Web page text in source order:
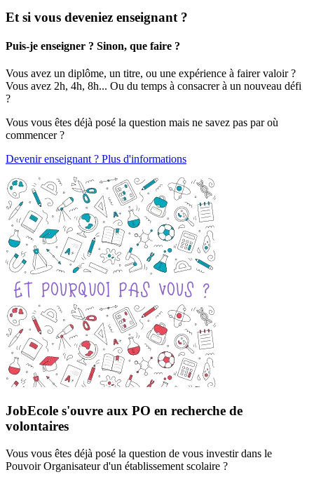
Et si vous deveniez enseignant ?
Puis-je enseigner ? Sinon, que faire ?
Vous avez un diplôme, un titre, ou une expérience à fairer valoir ?
Vous avez 2h, 4h, 8h... Ou du temps à consacrer à un nouveau défi
?
Vous vous êtes déjà posé la question mais ne savez pas par où
commencer ?
Devenir enseignant ? Plus d'informations
JobEcole s'ouvre aux PO en recherche de
volontaires
Vous vous êtes déjà posé la question de vous investir dans le
Pouvoir Organisateur d'un établissement scolaire ?